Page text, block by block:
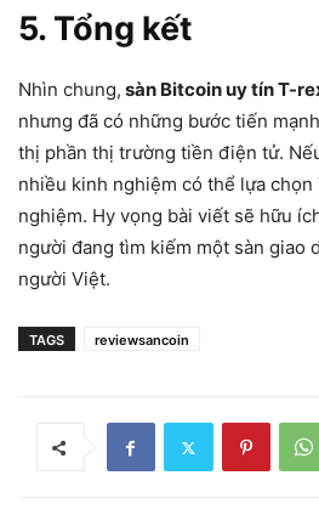
5. Tổng kết
Nhìn chung, sàn Bitcoin uy tín T-
nhưng đã có những bước tiến
thị phần thị trường tiền điện tử.
nhiều kinh nghiệm có thể lựa
nghiệm. Hy vọng bài viết sẽ hữu
người đang tìm kiếm một sàn giao
người Việt.
TAGS reviewsancoin